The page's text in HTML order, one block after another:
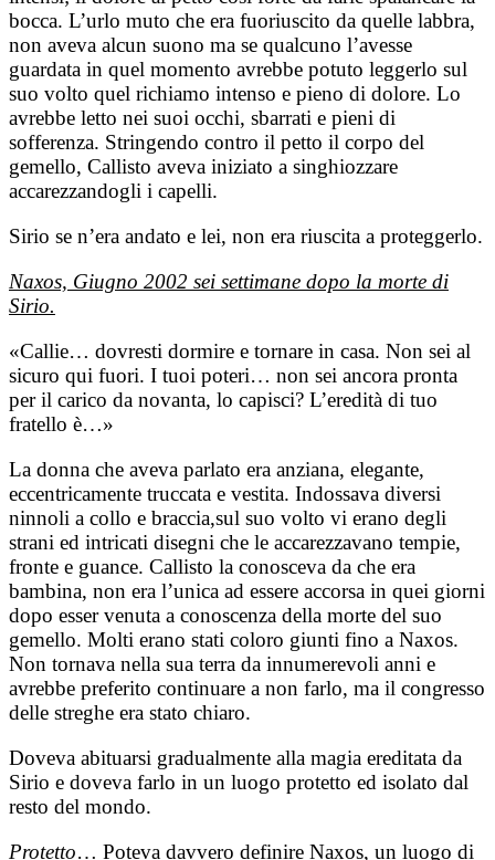
bocca. L’urlo muto che era fuoriuscito da quelle labbra,
non aveva alcun suono ma se qualcuno l’avesse
guardata in quel momento avrebbe potuto leggerlo sul
suo volto quel richiamo intenso e pieno di dolore. Lo
avrebbe letto nei suoi occhi, sbarrati e pieni di
sofferenza. Stringendo contro il petto il corpo del
gemello, Callisto aveva iniziato a singhiozzare
accarezzandogli i capelli.
Sirio se n’era andato e lei, non era riuscita a proteggerlo.
Naxos, Giugno 2002 sei settimane dopo la morte di
Sirio.
«Callie… dovresti dormire e tornare in casa. Non sei al
sicuro qui fuori. I tuoi poteri… non sei ancora pronta
per il carico da novanta, lo capisci? L’eredità di tuo
fratello è…»
La donna che aveva parlato era anziana, elegante,
eccentricamente truccata e vestita. Indossava diversi
ninnoli a collo e braccia,sul suo volto vi erano degli
strani ed intricati disegni che le accarezzavano tempie,
fronte e guance. Callisto la conosceva da che era
bambina, non era l’unica ad essere accorsa in quei giorni
dopo esser venuta a conoscenza della morte del suo
gemello. Molti erano stati coloro giunti fino a Naxos.
Non tornava nella sua terra da innumerevoli anni e
avrebbe preferito continuare a non farlo, ma il congresso
delle streghe era stato chiaro.
Doveva abituarsi gradualmente alla magia ereditata da
Sirio e doveva farlo in un luogo protetto ed isolato dal
resto del mondo.
Protetto… Poteva davvero definire Naxos, un luogo di